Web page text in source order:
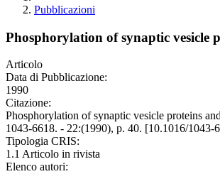
Pubblicazioni
Phosphorylation of synaptic vesicle
Articolo
Data di Pubblicazione:
1990
Citazione:
Phosphorylation of synaptic vesicle proteins
1043-6618. - 22:(1990), p. 40. [10.1016/1043-
Tipologia CRIS:
1.1 Articolo in rivista
Elenco autori: